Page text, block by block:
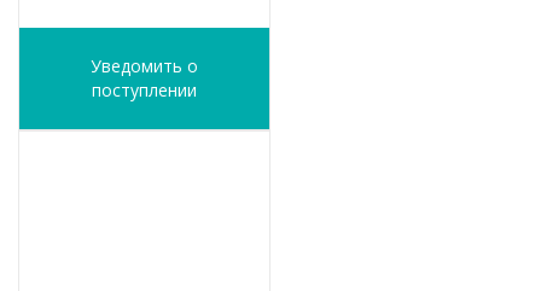
Уведомить о
поступлении